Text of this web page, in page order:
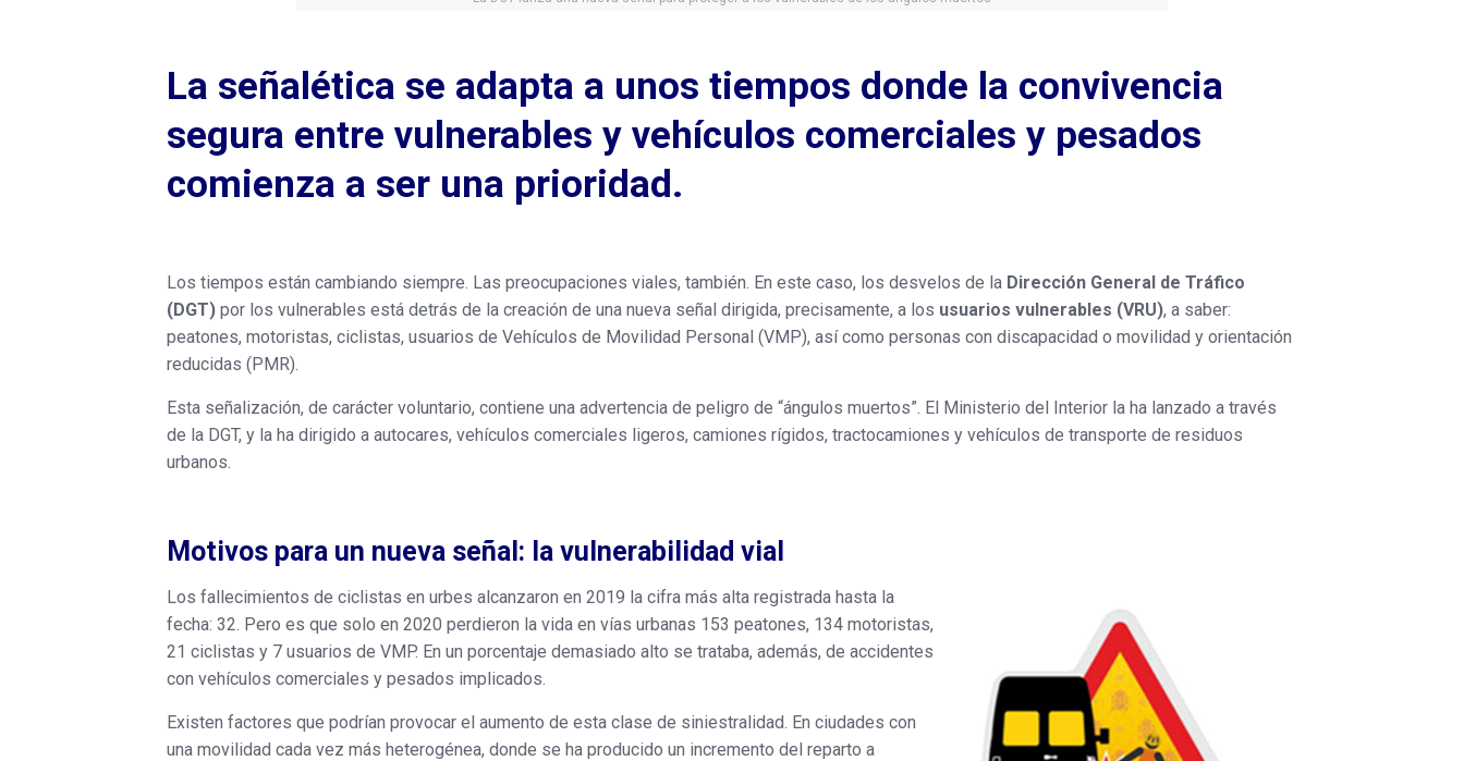
La señalética se adapta a unos tiempos donde la convivencia
segura entre vulnerables y vehículos comerciales y pesados
comienza a ser una prioridad.
Los tiempos están cambiando siempre. Las preocupaciones viales, también. En este caso, los desvelos de la Dirección General de Tráfico
(DGT)por los vulnerables está detrás de la creación de una nueva señal dirigida, precisamente, a los usuarios vulnerables (VRU), a saber:
peatones, motoristas, ciclistas, usuarios de Vehículos de Movilidad Personal (VMP), así como personas con discapacidad o movilidad y orientación
reducidas (PMR).
Esta señalización, de carácter voluntario, contiene una advertencia de peligro de “ángulos muertos”. El Ministerio del Interior la ha lanzado a través
de la DGT, y la ha dirigido a autocares, vehículos comerciales ligeros, camiones rígidos, tractocamiones y vehículos de transporte de residuos
urbanos.
Motivos para un nueva señal: la vulnerabilidad vial
Los fallecimientos de ciclistas en urbes alcanzaron en 2019 la cifra más alta registrada hasta la
fecha: 32. Pero es que solo en 2020 perdieron la vida en vías urbanas 153 peatones, 134 motoristas,
21 ciclistas y 7 usuarios de VMP. En un porcentaje demasiado alto se trataba, además, de accidentes
con vehículos comerciales y pesados implicados.
Existen factores que podrían provocar el aumento de esta clase de siniestralidad. En ciudades con
una movilidad cada vez más heterogénea, donde se ha producido un incremento del reparto a